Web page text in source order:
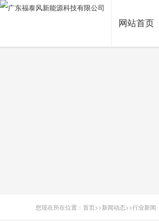
网站首页
您现在所在位置： 首页>>新闻动态>>行业新闻